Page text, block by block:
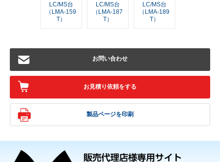
LC/MS台
（LMA-159
T）
LC/MS台
（LMA-187
T）
LC/MS台
（LMA-189
T）
お問い合わせ
お見積り依頼をする
製品ページを印刷